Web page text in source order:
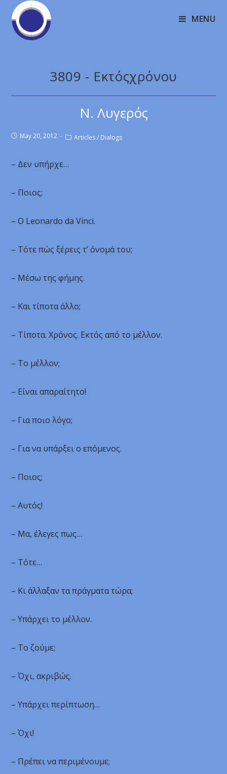
MENU
3809 - Εκτόςχρόνου
Ν. Λυγερός
May 20, 2012 Articles / Dialogs
– Δεν υπήρχε…
– Ποιος;
– Ο Leonardo da Vinci.
– Τότε πώς ξέρεις τ’ όνομά του;
– Μέσω της φήμης.
– Και τίποτα άλλο;
– Τίποτα. Χρόνος. Εκτός από το μέλλον.
– Το μέλλον;
– Είναι απαραίτητο!
– Για ποιο λόγο;
– Για να υπάρξει ο επόμενος.
– Ποιος;
– Αυτός!
– Μα, έλεγες πως…
– Τότε…
– Κι άλλαξαν τα πράγματα τώρα;
– Υπάρχει το μέλλον.
– Το ζούμε;
– Όχι, ακριβώς.
– Υπάρχει περίπτωση…
– Όχι!
– Πρέπει να περιμένουμε;